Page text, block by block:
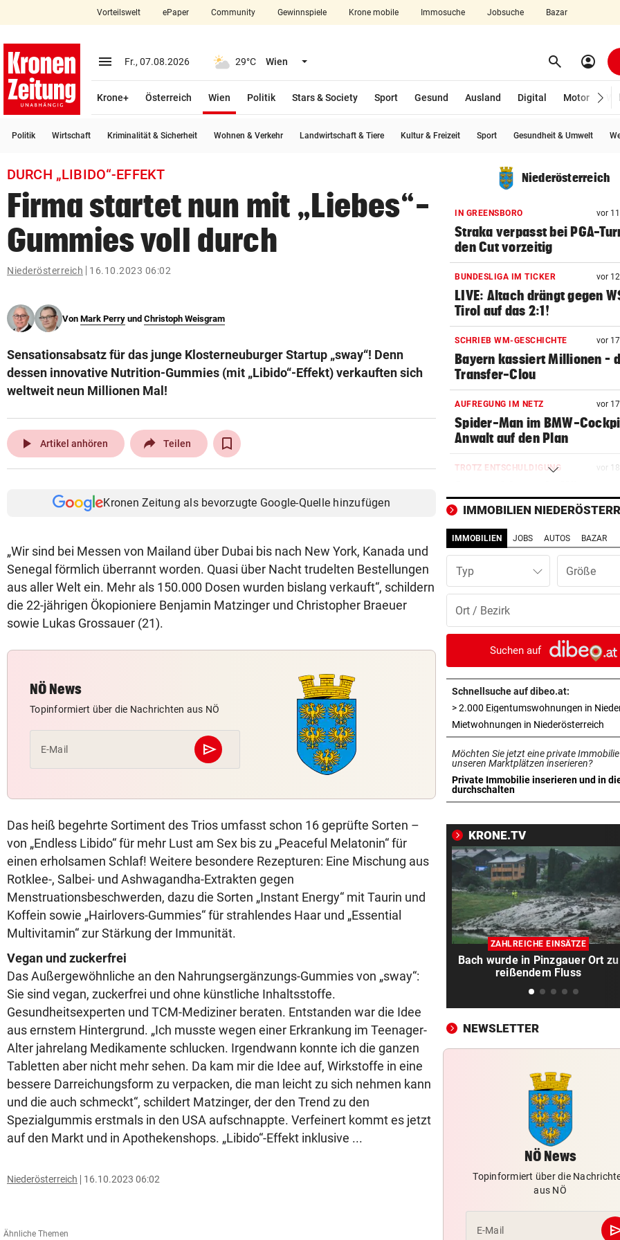
closeSchließen
account_circle Anmelden
arrow_right
bookmark
Suchbegriff
eingeben
© Krone Multimedia GmbH & Co KG 2026
Vorteilswelt ePaper Community Gewinnspiele Krone mobile Immosuche Jobsuche Bazar
menu Menü aufklappen
Fr., 07.08.2026 29°C Wien Menü aufklappen search Suchen
account_circle
Krone+ Österreich Wien
Politik
Stars & Society Sport Gesund Ausland Digital Motor
Politik Wirtschaft Kriminalität & Sicherheit Wohnen & Verkehr Landwirtschaft & Tiere Kultur & Freizeit Sport Gesundheit & Umwelt
DURCH „LIBIDO“-EFFEKT
Firma startet nun mit „Liebes“-
Gummies voll durch
Niederösterreich 16.10.2023 06:02
Von Mark Perry und Christoph Weisgram
Sensationsabsatz für das junge Klosterneuburger Startup „sway“! Denn
dessen innovative Nutrition-Gummies (mit „Libido“-Effekt) verkauften sich
weltweit neun Millionen Mal!
play_arrow Artikel anhören Teilen
Kronen Zeitung als bevorzugte Google-Quelle hinzufügen
„Wir sind bei Messen von Mailand über Dubai bis nach New York, Kanada und
Senegal förmlich überrannt worden. Quasi über Nacht trudelten Bestellungen
aus aller Welt ein. Mehr als 150.000 Dosen wurden bislang verkauft“, schildern
die 22-jährigen Ökopioniere Benjamin Matzinger und Christopher Braeuer
sowie Lukas Grossauer (21).
NÖ News
Topinformiert über die Nachrichten aus NÖ
E-Mail send
Abschicken
Das heiß begehrte Sortiment des Trios umfasst schon 16 geprüfte Sorten –
von „Endless Libido“ für mehr Lust am Sex bis zu „Peaceful Melatonin“ für
einen erholsamen Schlaf! Weitere besondere Rezepturen: Eine Mischung aus
Rotklee-, Salbei- und Ashwagandha-Extrakten gegen
Menstruationsbeschwerden, dazu die Sorten „Instant Energy“ mit Taurin und
Koffein sowie „Hairlovers-Gummies“ für strahlendes Haar und „Essential
Multivitamin“ zur Stärkung der Immunität.
Vegan und zuckerfrei
Das Außergewöhnliche an den Nahrungsergänzungs-Gummies von „sway“:
Sie sind vegan, zuckerfrei und ohne künstliche Inhaltsstoffe.
Gesundheitsexperten und TCM-Mediziner beraten. Entstanden war die Idee
aus ernstem Hintergrund. „Ich musste wegen einer Erkrankung im Teenager-
Alter jahrelang Medikamente schlucken. Irgendwann konnte ich die ganzen
Tabletten aber nicht mehr sehen. Da kam mir die Idee auf, Wirkstoffe in eine
bessere Darreichungsform zu verpacken, die man leicht zu sich nehmen kann
und die auch schmeckt“, schildert Matzinger, der den Trend zu den
Spezialgummis erstmals in den USA aufschnappte. Verfeinert kommt es jetzt
auf den Markt und in Apothekenshops. „Libido“-Effekt inklusive ...
Niederösterreich 16.10.2023 06:02
Ähnliche Themen
Niederösterreich
IN GREENSBORO vor
Straka verpasst bei PGA-
den Cut vorzeitig
BUNDESLIGA IM TICKER vor
LIVE: Altach drängt gegen
Tirol auf das 2:1!
SCHRIEB WM-GESCHICHTE vor
Bayern kassiert Millionen –
Transfer-Clou
AUFREGUNG IM NETZ vor
Spider-Man im BMW-
Anwalt auf den Plan
TROTZ ENTSCHULDIGUNG vor
Aufstand gegen Kanzler
SCHLÜSSEL IM PKW
Dreijähriger Bub wurde aus
heißem Auto gerettet
„BACKROOMS“ vor
Regiestar: „Jeder will von
Erfolgsrezept“
vor
Lokalmatadorin und Tirol-
Youngster mit Sensation
IN PARIS VERHAFTET vor
Steirer (68) hatte zehn
Kokain im Koffer
EU-MANDATAR ZU CEUTA vor
„Etwas wie 2015 wird
WETTER IN ÖSTERREICH vor
Hier kann es heute Nacht
ordentlich gewittern
RED BULL SALZBURG/WAC vor
Verhounig mit Klausel,
am Prüfstand
VARIABLE OFFENSIVE
Rapids System? „Lassen den
Jungs alle Freiheiten!“
Wiener Bezirk Mariahilf
KEIN ANTI-IRAN-PAKT
Diese drei Länder schlossen
Militär-Bündnis
Polin Niewiadoma
BIS ZU 10.000 EURO vor 2
IMMOBILIEN
IMMOBILIEN JOBS AUTOS BAZAR
Typ
Suchen auf
Schnellsuche auf dibeo.at:
Mietwohnungen in Niederösterreich
Möchten Sie jetzt eine private
unseren Marktplätzen inserieren?
Private Immobilie inserieren und in
durchschalten
in neuem Tab öffnen
KRONE.TV
ZAHLREICHE EINSÄTZE
Bach wurde in Pinzgauer Ort zu
reißendem Fluss
NEWSLETTER
NÖ News
Topinformiert über die
aus NÖ
E-Mail